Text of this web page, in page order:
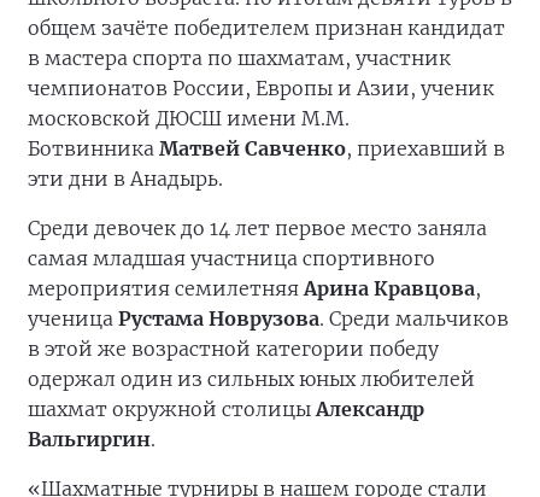
общем зачёте победителем признан кандидат
в мастера спорта по шахматам, участник
чемпионатов России, Европы и Азии, ученик
московской ДЮСШ имени М.М.
Ботвинника Матвей Савченко, приехавший в
эти дни в Анадырь.
Среди девочек до 14 лет первое место заняла
самая младшая участница спортивного
мероприятия семилетняяАрина Кравцова,
ученица Рустама Новрузова. Среди мальчиков
в этой же возрастной категории победу
одержал один из сильных юных любителей
шахмат окружной столицыАлександр
Вальгиргин.
«Шахматные турниры в нашем городе стали